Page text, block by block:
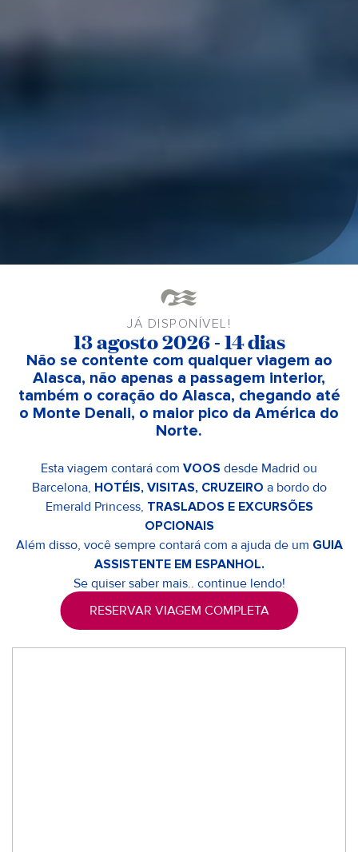
JÁ DISPONÍVEL!
13 agosto 2026 - 14 dias
Não se contente com qualquer viagem ao
Alasca, não apenas a passagem interior,
também o coração do Alasca, chegando até
o Monte Denali, o maior pico da América do
Norte.
Esta viagem contará com VOOS desde Madrid ou
Barcelona, HOTÉIS, VISITAS, CRUZEIRO a bordo do
Emerald Princess, TRASLADOS E EXCURSÕES
OPCIONAIS
Além disso, você sempre contará com a ajuda de um GUIA
ASSISTENTE EM ESPANHOL.
Se quiser saber mais.. continue lendo!
RESERVAR VIAGEM COMPLETA